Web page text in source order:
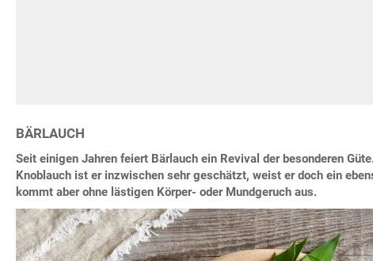
BÄRLAUCH
Seit einigen Jahren feiert Bärlauch ein Revival der besonderen
Knoblauch ist er inzwischen sehr geschätzt, weist er doch ein
kommt aber ohne lästigen Körper- oder Mundgeruch aus.